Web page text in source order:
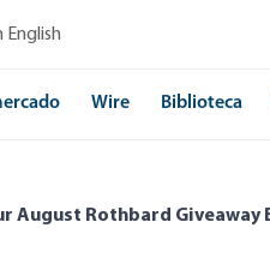
English
Wire Biblioteca
August Rothbard Giveaway